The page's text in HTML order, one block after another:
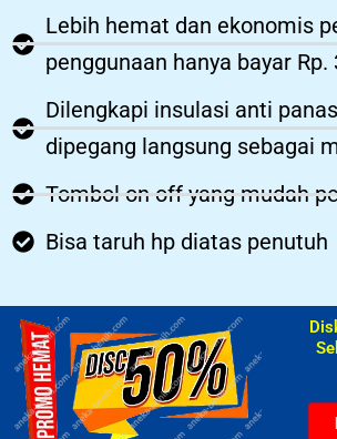
Lebih hemat dan ekonomis
penggunaan hanya bayar Rp.
Dilengkapi insulasi anti
dipegang langsung sebagai
Tombol on off yang mudah
Bisa taruh hp diatas penutuh